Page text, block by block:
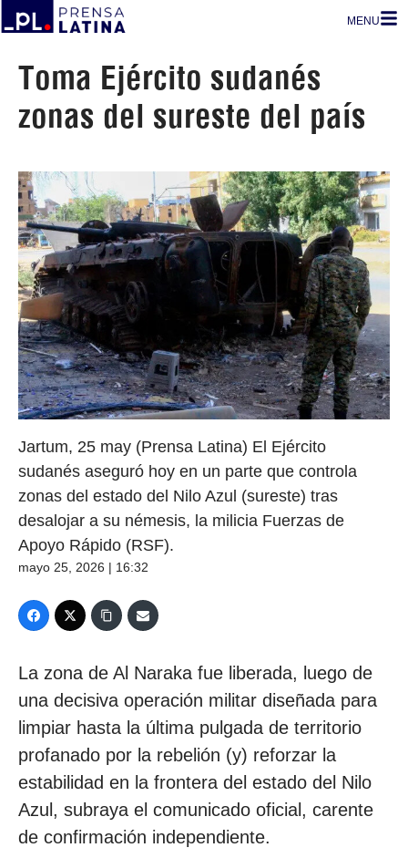
MENU
Toma Ejército sudanés
zonas del sureste del país
Jartum, 25 may (Prensa Latina) El Ejército
sudanés aseguró hoy en un parte que controla
zonas del estado del Nilo Azul (sureste) tras
desalojar a su némesis, la milicia Fuerzas de
Apoyo Rápido (RSF).
mayo 25, 2026 | 16:32
La zona de Al Naraka fue liberada, luego de
una decisiva operación militar diseñada para
limpiar hasta la última pulgada de territorio
profanado por la rebelión (y) reforzar la
estabilidad en la frontera del estado del Nilo
Azul, subraya el comunicado oficial, carente
de confirmación independiente.